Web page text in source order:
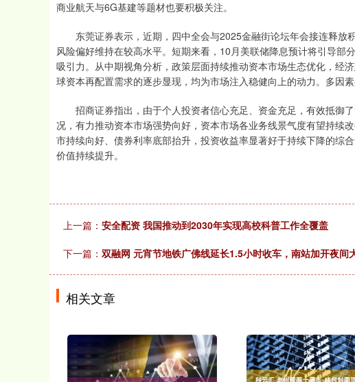
商业航天与6G基建等题材也要积极关注。
东莞证券表示，近期，四中全会与2025金融街论坛年会接连释放
风险偏好维持在较高水平。短期来看，10月美联储降息预计将引导部
吸引力。从中期视角分析，政策层面持续推动资本市场生态优化，经
球资本再配置需求的逐步显现，均为市场注入稳健向上的动力。多因
招商证券指出，由于个人投资者信心充足、资金充足，有效抵御
况，有力推动资本市场强势向好，资本市场各业务线景气度有望持续
市持续向好、债券利率底部抬升，投资收益率显著好于持续下降的综
价值持续提升。
上一篇： 安全配资 我国推动到2030年实现高校科普工作全覆盖
下一篇： 双融网 元宵节地铁广佛线延长1.5小时收车，南站加开夜间
相关文章